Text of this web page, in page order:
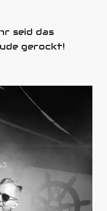
seid das
gerockt!